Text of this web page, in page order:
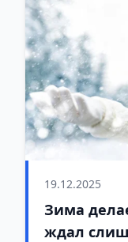
19.12.2025
Зима
ждал